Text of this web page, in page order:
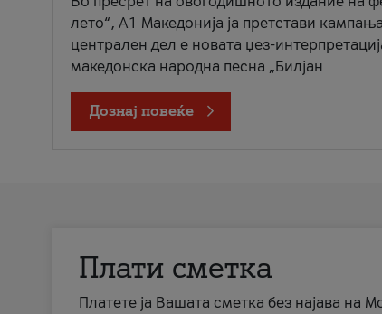
лето“, А1 Македонија ја претстави
централен дел е новата џез-
македонска народна песна „Билјан
Дознај повеќе
Плати сметка
Платете ја Вашата сметка без најава на